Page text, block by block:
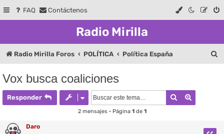
FAQ Contáctenos
Radio Mirilla
Radio Mirilla Foros POLÍTICA Política España
Vox busca coaliciones
Responder Buscar
2 mensajes • Página 1de 1
Daro